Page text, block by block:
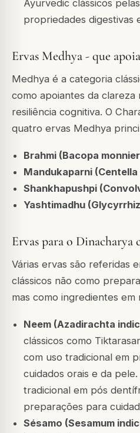
Ayurvedic clássicos
propriedades digestivas
Ervas Medhya - que
Medhya é a categoria
como apoiantes da clareza
resiliência cognitiva. O
quatro ervas Medhya
Brahmi (Bacopa
Mandukaparni
Shankhapushpi
Yashtimadhu
Ervas para o
Várias ervas são referidas
clássicos não como
mas como ingredientes em
Neem (Azadirachta
clássicos como
com uso tradicional em
cuidados orais e da
tradicional em pós
preparações para
Sésamo (Sesamum